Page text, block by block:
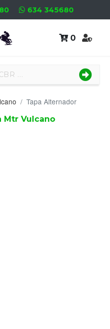
634 345680
0
Tapa Alternador
Mtr Vulcano